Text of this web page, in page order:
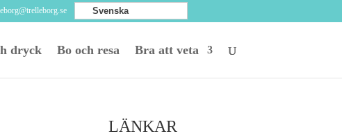
Svenska
dryck Bo och resa Bra att veta
LÄNKAR